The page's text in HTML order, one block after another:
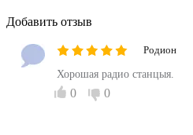
Добавить отзыв
Родион
Хорошая радио станцыя.
0 0